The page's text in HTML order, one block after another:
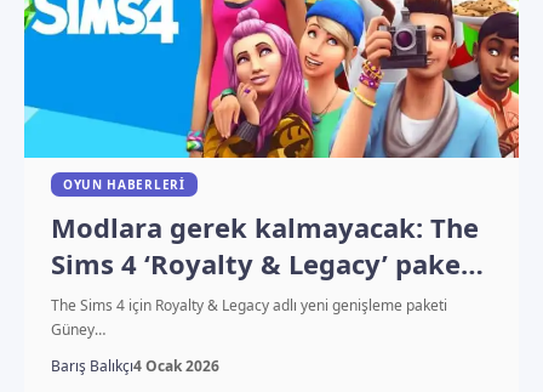
OYUN HABERLERI
Modlara gerek kalmayacak: The
Sims 4 ‘Royalty & Legacy’ paketi
ortaya çıktı
The Sims 4 için Royalty & Legacy adlı yeni genişleme paketi
Güney…
Barış Balıkçı4 Ocak 2026